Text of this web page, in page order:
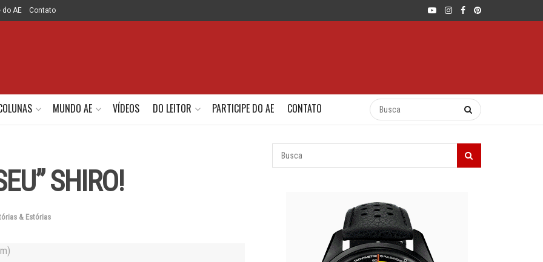
do AE Contato
MUNDO AE VÍDEOS DO LEITOR PARTICIPE DO AE CONTATO
SHIRO!
& Estórias